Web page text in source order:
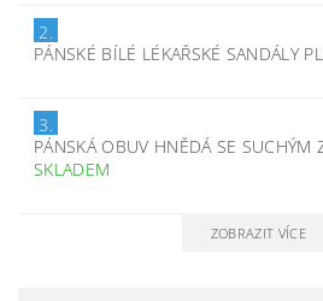
2.
PÁNSKÉ BÍLÉ LÉKAŘSKÉ SANDÁLY
3.
PÁNSKÁ OBUV HNĚDÁ SE SUCHÝM
SKLADEM
ZOBRAZIT VÍCE